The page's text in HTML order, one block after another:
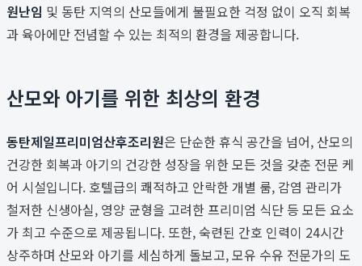
원난임 및 동탄 지역의 산모들에게 불필요한 걱정 없이 오직 회복
과 육아에만 전념할 수 있는 최적의 환경을 제공합니다.
산모와 아기를 위한 최상의 환경
동탄제일프리미엄산후조리원은 단순한 휴식 공간을 넘어, 산모의
건강한 회복과 아기의 건강한 성장을 위한 모든 것을 갖춘 전문 케
어 시설입니다. 호텔급의 쾌적하고 안락한 개별 룸, 감염 관리가
철저한 신생아실, 영양 균형을 고려한 프리미엄 식단 등 모든 요소
가 최고 수준으로 제공됩니다. 또한, 숙련된 간호 인력이 24시간
상주하며 산모와 아기를 세심하게 돌보고, 모유 수유 전문가의 도